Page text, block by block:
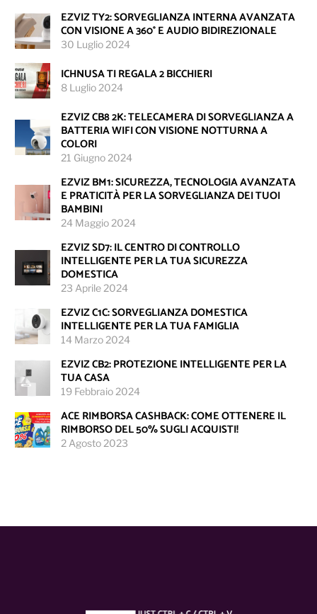
EZVIZ TY2: SORVEGLIANZA INTERNA AVANZATA
CON VISIONE A 360° E AUDIO BIDIREZIONALE
30 Luglio 2024
ICHNUSA TI REGALA 2 BICCHIERI
8 Luglio 2024
EZVIZ CB8 2K: TELECAMERA DI SORVEGLIANZA A
BATTERIA WIFI CON VISIONE NOTTURNA A
COLORI
21 Giugno 2024
EZVIZ BM1: SICUREZZA, TECNOLOGIA AVANZATA
E PRATICITÀ PER LA SORVEGLIANZA DEI TUOI
BAMBINI
24 Maggio 2024
EZVIZ SD7: IL CENTRO DI CONTROLLO
INTELLIGENTE PER LA TUA SICUREZZA
DOMESTICA
23 Aprile 2024
EZVIZ C1C: SORVEGLIANZA DOMESTICA
INTELLIGENTE PER LA TUA FAMIGLIA
14 Marzo 2024
EZVIZ CB2: PROTEZIONE INTELLIGENTE PER LA
TUA CASA
19 Febbraio 2024
ACE RIMBORSA CASHBACK: COME OTTENERE IL
RIMBORSO DEL 50% SUGLI ACQUISTI!
2 Agosto 2023